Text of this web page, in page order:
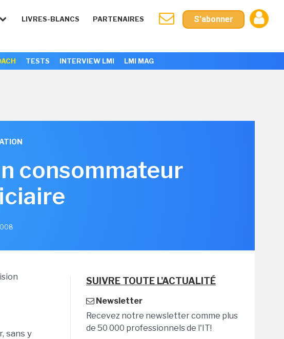
LIVRES-BLANCS PARTENAIRES S'abonner
TESTS INTERVIEW LMI LMI MAG
consommateur
sans y
SUIVRE TOUTE L'ACTUALITÉ
Newsletter
Recevez notre newsletter comme plus
de 50 000 professionnels de l'IT!